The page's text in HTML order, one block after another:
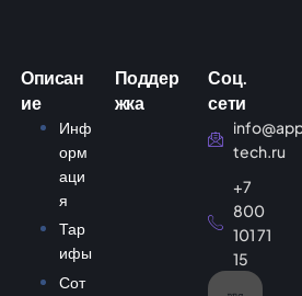
Описан
ие
Инф
орм
аци
я
Тар
ифы
Сот
Поддер
жка
Соц.
сети
tech.ru
+7
800
101 71
15